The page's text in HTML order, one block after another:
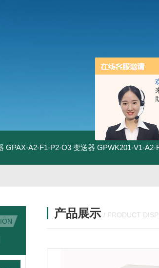
GPAX-A2-F1-P2-O3 变送器 GPWK201-V1-A2-
产品展示 / PRODUCT